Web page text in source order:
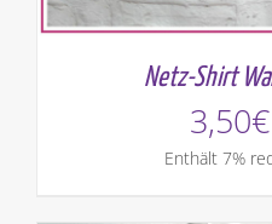
Netz-Shirt
3,50€
Enthält 7%